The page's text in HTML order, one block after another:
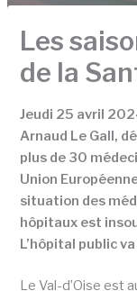
Les
de la
Jeudi 25 avril
Arnaud Le Gall,
plus de 30
Union
situation des
hôpitaux est
L’hôpital public
Le Val-d’Oise est